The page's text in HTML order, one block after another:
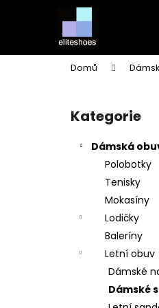
Domů
Přeskočit
kategorie
Kategorie
Dámská
Polobotky
Tenisky
Mokasíny
Lodičky
Baleríny
Letní obuv
Dámské
Dámské
í
Zpět
do
obchodu
Zpět
do
obchodu